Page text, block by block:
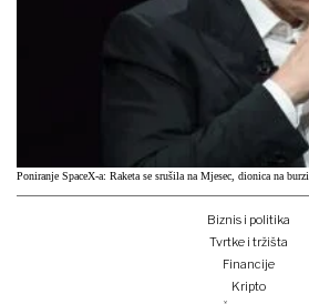
Poniranje SpaceX-a: Raketa se srušila na Mjesec, dionica na burzi
Biznis i politika
Tvrtke i tržišta
Financije
Kripto